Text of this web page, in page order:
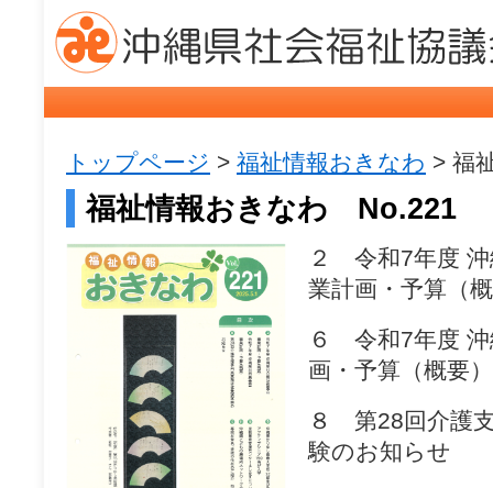
トップページ > 福祉情報おきなわ > 福
福祉情報おきなわ No.221
２ 令和7年度
業計画・予算（
６ 令和7年度
画・予算（概要）
８ 第28回介護
験のお知らせ